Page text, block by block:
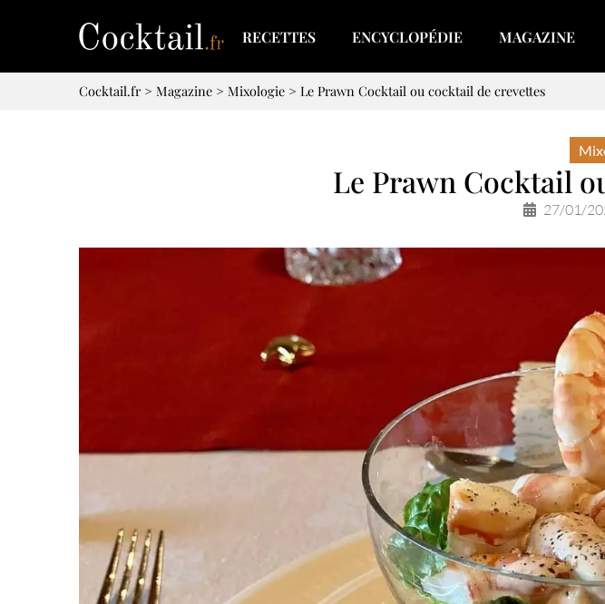
RECETTES ENCYCLOPÉDIE MAGAZINE
Cocktail.fr> Magazine > Mixologie > Le Prawn Cocktail ou cocktail de crevettes
Le Prawn Cocktail
27/01/